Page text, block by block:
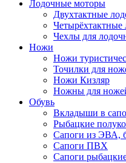
Лодочные моторы
Двухтактные
Чехлы для
Ножи
Ножи
Точилки для
Ножи Кизляр
Ножны для
Обувь
Вкладыши в
Рыбацкие
Сапоги из ЭВА,
Сапоги ПВХ
Сапоги